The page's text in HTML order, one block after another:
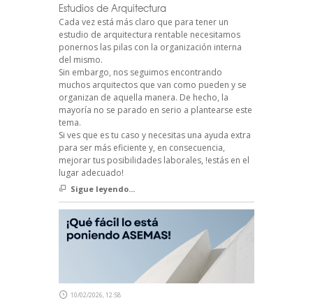
Estudios de Arquitectura
Cada vez está más claro que para tener un
estudio de arquitectura rentable necesitamos
ponernos las pilas con la organización interna
del mismo.
Sin embargo, nos seguimos encontrando
muchos arquitectos que van como pueden y se
organizan de aquella manera. De hecho, la
mayoría no se parado en serio a plantearse este
tema.
Si ves que es tu caso y necesitas una ayuda extra
para ser más eficiente y, en consecuencia,
mejorar tus posibilidades laborales, !estás en el
lugar adecuado!
Sigue leyendo...
10/02/2026, 12:58